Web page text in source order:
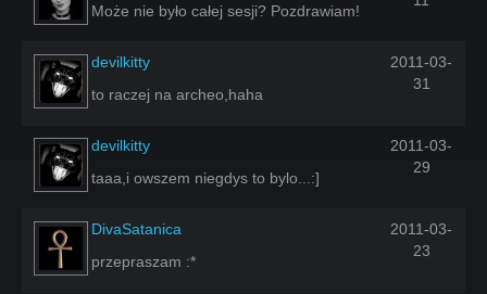
Może nie było całej sesji? Pozdrawiam!
devilkitty
to raczej na archeo,haha
2011-03-
31
devilkitty
taaa,i owszem niegdys to bylo...:]
2011-03-
29
DivaSatanica
przepraszam :*
2011-03-
23